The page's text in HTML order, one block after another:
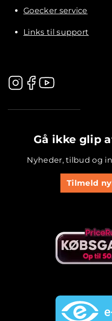
Goecker service
Links til support
Gå ikke glip
Nyheder, tilbud og
Tilmeld